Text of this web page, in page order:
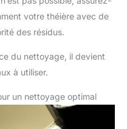
votre théière avec de
des résidus.
du nettoyage, il devient
à utiliser.
un nettoyage optimal